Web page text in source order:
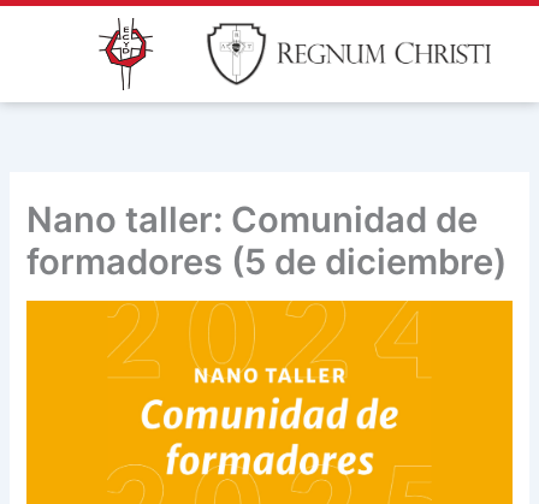
Ir
Nano taller: Comunidad de
formadores (5 de diciembre)